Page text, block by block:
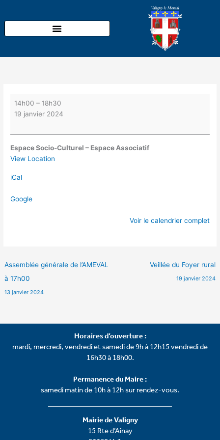
l'Orée
Bois
18h30
14h00 – 18h30
19 janvier 2024
Espace Socio-Culturel – Espace Associatif
View Location
iCal
Google
Voir le calendrier complet
Assemblée générale de l’AMEVAL
à 17h00
13 janvier 2024
Veillée du Foyer rural
19 janvier 2024
Mairie de Valigny
15 Rte d’Ainay
Horaires d’ouverture :
mardi, mercredi, vendredi et samedi de 9h à 12h15 vendredi de
16h30 à 18h00.
Permanence du Maire :
samedi matin de 10h à 12h sur rendez-vous.